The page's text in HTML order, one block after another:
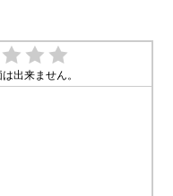
出来ません。